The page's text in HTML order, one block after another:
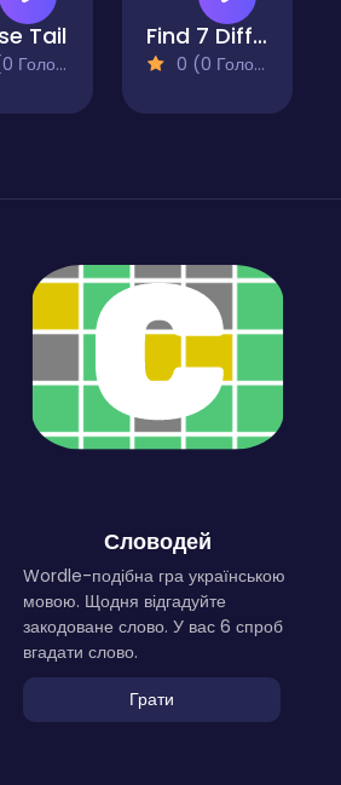
Tail Find 7 Differences Game
0 (0 Голосів)
Словодей
Wordle-подібна гра українською
мовою. Щодня відгадуйте
закодоване слово. У вас 6 спроб
вгадати слово.
Грати